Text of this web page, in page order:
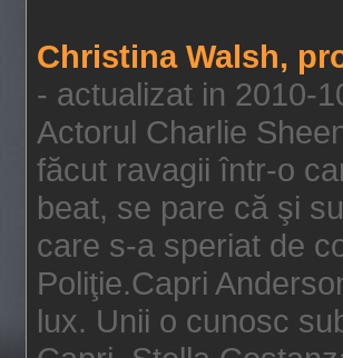
Christina Walsh,
- actualizat in 2010-
Actorul Charlie
făcut ravagii într-o
beat, se pare că şi
care s-a speriat de
Poliţie.Capri
lux. Unii o cunosc